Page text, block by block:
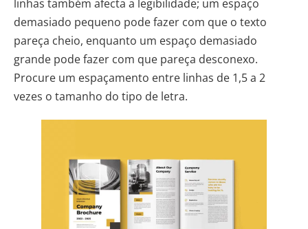
linhas também afecta a legibilidade; um espaço
demasiado pequeno pode fazer com que o texto
pareça cheio, enquanto um espaço demasiado
grande pode fazer com que pareça desconexo.
Procure um espaçamento entre linhas de 1,5 a 2
vezes o tamanho do tipo de letra.